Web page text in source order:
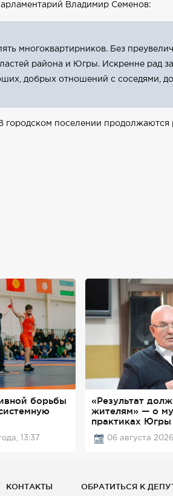
Владимир Семенов:
многоквартирников. Без
района и Югры. Искренне рад
добрых отношений с соседями,
городском поселении
борьбы
13:37
«Результат
жителям» — о
практиках Югры
06 августа
КОНТАКТЫ ОБРАТИТЬСЯ К